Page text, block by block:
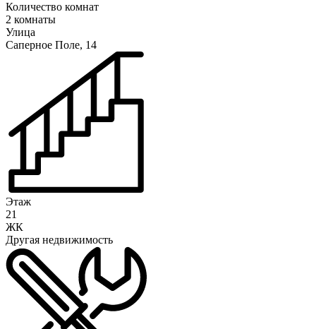
Количество комнат
2 комнаты
Улица
Саперное Поле, 14
Этаж
21
ЖК
Другая недвижимость